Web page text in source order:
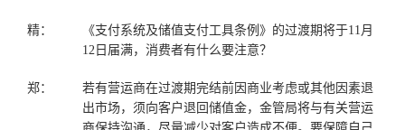
精：
《支付系统及储值支付工具条例》的过渡期将于11月
12日届满，消费者有什么要注意？
郑：
若有营运商在过渡期完结前因商业考虑或其他因素退
出市场，须向客户退回储值金，金管局将与有关营运